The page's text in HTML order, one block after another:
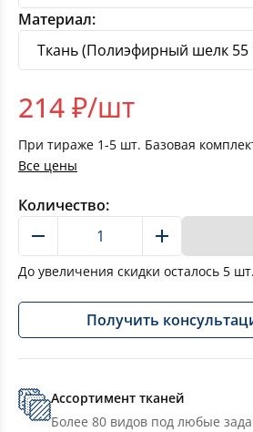
Материал:
214₽/шт
При тираже 1-5 шт. Базовая
Все цены
Количество:
До увеличения скидки осталось 5 шт.
Получить
Ассортимент тканей
Более 80 видов под любые